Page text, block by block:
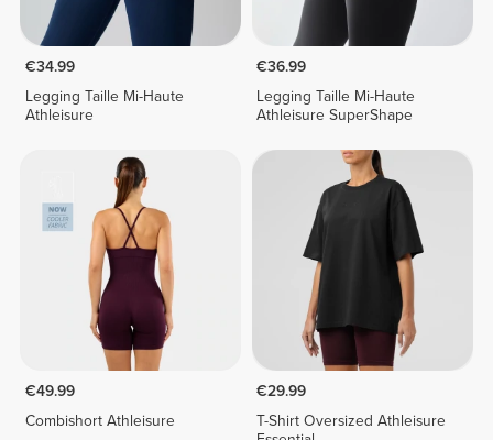
€34.99
Legging Taille Mi-Haute
Athleisure
€36.99
Legging Taille Mi-Haute
Athleisure SuperShape
€49.99
Combishort Athleisure
€29.99
T-Shirt Oversized Athleisure